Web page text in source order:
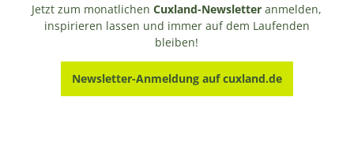
Jetzt zum monatlichenCuxland-Newsletter anmelden,
inspirieren lassen und immer auf dem Laufenden
bleiben!
Newsletter-Anmeldung auf cuxland.de